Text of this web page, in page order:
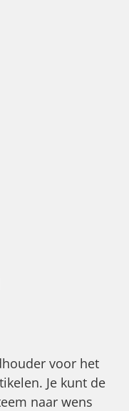
voor het
Je kunt de
naar wens